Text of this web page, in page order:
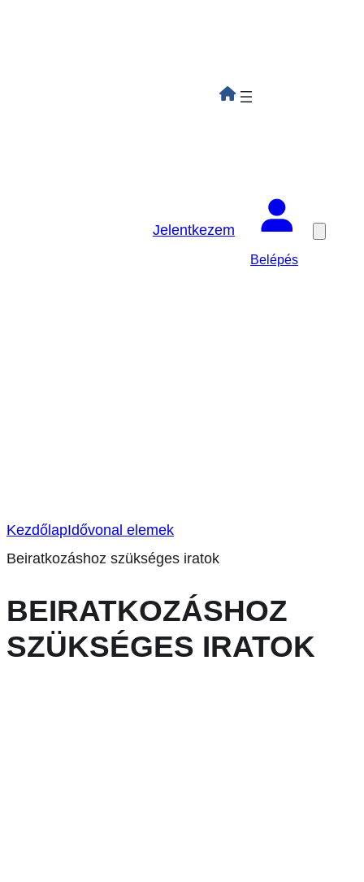
Jelentkezem
Belépés
KezdőlapIdővonal elemek
Beiratkozáshoz szükséges iratok
BEIRATKOZÁSHOZ
SZÜKSÉGES IRATOK